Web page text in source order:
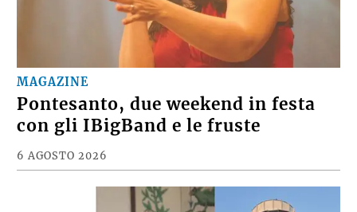
MAGAZINE
Pontesanto, due weekend in festa
con gli IBigBand e le fruste
6 AGOSTO 2026